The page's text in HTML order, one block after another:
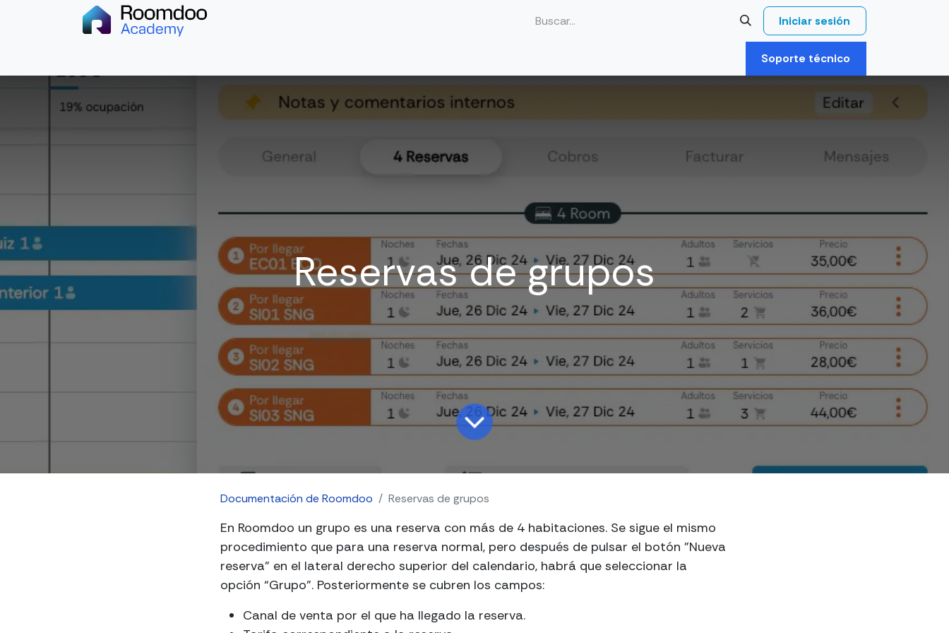
Iniciar sesión
Soporte técnico
Reservas de grupos
Documentación de Roomdoo Reservas de grupos
En Roomdoo un grupo es una reserva con más de 4 habitaciones. Se sigue el mismo
procedimiento que para una reserva normal, pero después de pulsar el botón "Nueva
reserva" en el lateral derecho superior del calendario, habrá que seleccionar la
opción “Grupo”. Posteriormente se cubren los campos:
Canal de venta por el que ha llegado la reserva.